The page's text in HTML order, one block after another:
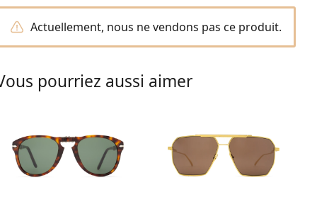
Actuellement, nous ne vendons pas ce produit.
pourriez aussi aimer